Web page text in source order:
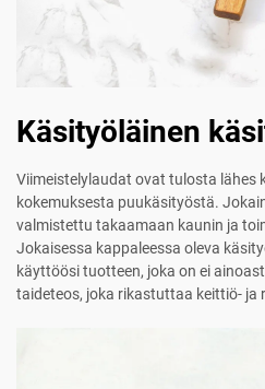
Käsityöläinen
Viimeistelylaudat ovat tulosta lähes
kokemuksesta puukäsityöstä.
valmistettu takaamaan kaunin ja
Jokaisessa kappaleessa oleva
käyttöösi tuotteen, joka on ei
taideteos, joka rikastuttaa keittiö- ja